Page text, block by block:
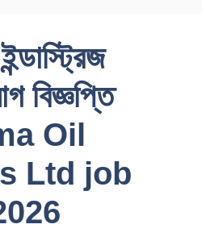
বিজ্ঞপ্তি
Oil
Ltd job